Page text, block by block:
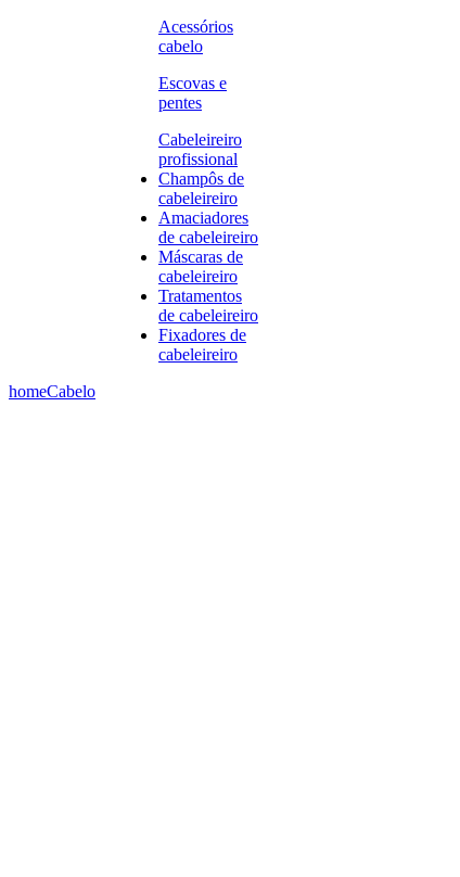
Acessórios
cabelo
Escovas e
pentes
Cabeleireiro
profissional
Champôs de
cabeleireiro
Amaciadores
de cabeleireiro
Máscaras de
cabeleireiro
Tratamentos
de cabeleireiro
Fixadores de
cabeleireiro
homeCabelo